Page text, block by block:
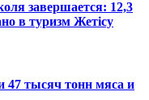
завершается: 12,3
в туризм Жетісу
47 тысяч тонн мяса и